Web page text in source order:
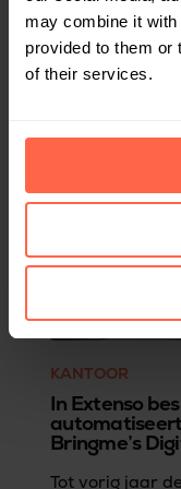
may combine it with
provided to them or
of their services.
receptie
tijdverlies of
Astrid, koos
Digitale
zonder extra
KANTOOR
In Extenso
Bringme’s
Tot vorig jaar